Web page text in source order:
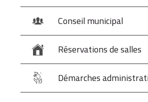
Conseil municipal
Réservations de salles
Démarches